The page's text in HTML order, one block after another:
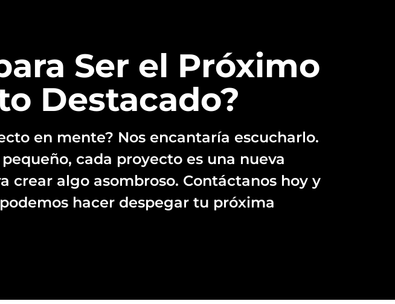
Ser el Próximo
Destacado?
en mente? Nos encantaría escucharlo.
cada proyecto es una nueva
crear algo asombroso. Contáctanos hoy y
hacer despegar tu próxima